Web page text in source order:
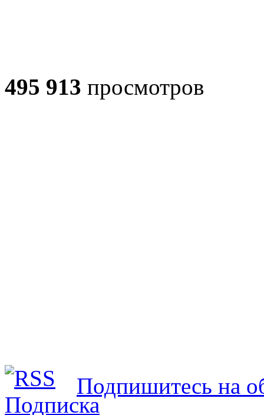
495 913 просмотров
Подпишитесь на